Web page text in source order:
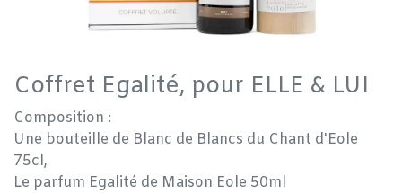
Coffret Egalité, pour ELLE & LUI
Composition :
Une bouteille de Blanc de Blancs du Chant d'Eole
75cl,
Le parfum Egalité de Maison Eole 50ml